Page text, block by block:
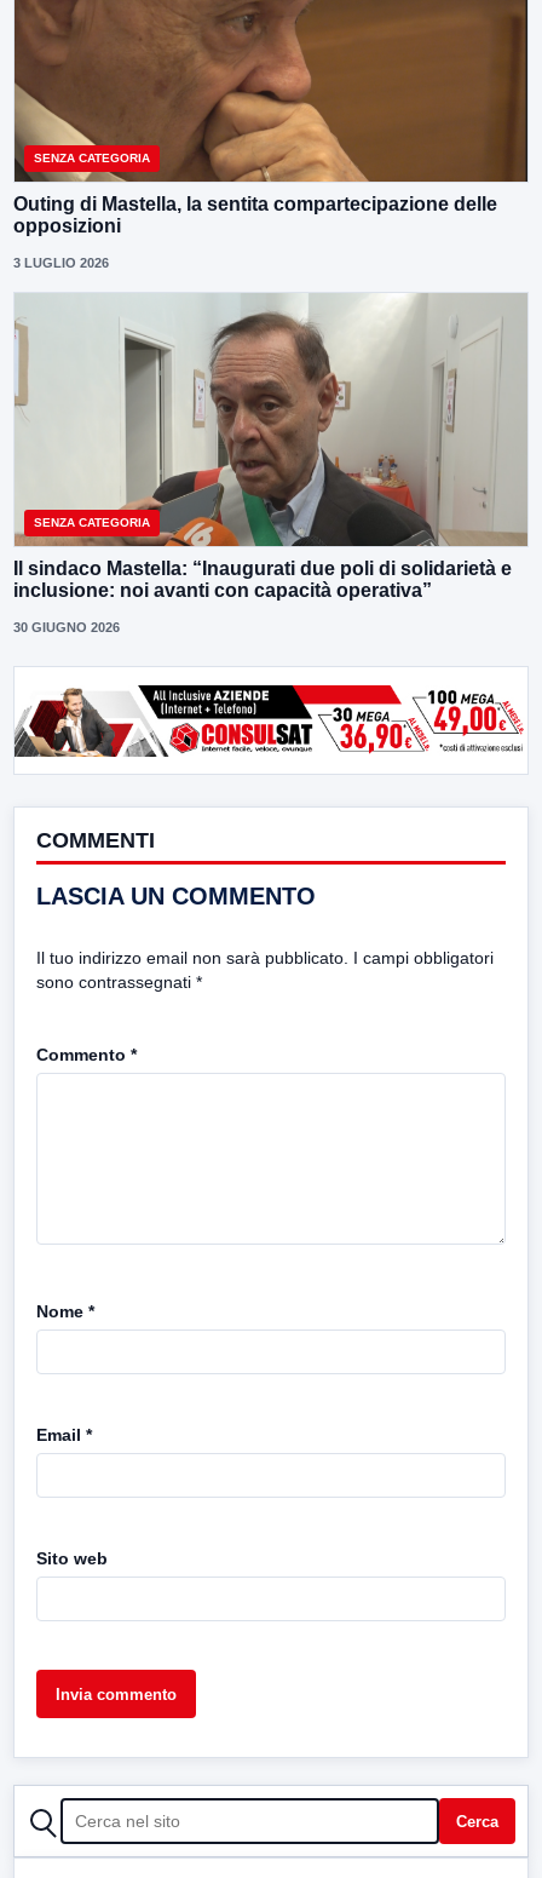
SENZA CATEGORIA
Outing di Mastella, la sentita compartecipazione delle
opposizioni
3 LUGLIO 2026
SENZA CATEGORIA
Il sindaco Mastella: “Inaugurati due poli di solidarietà e
inclusione: noi avanti con capacità operativa”
30 GIUGNO 2026
COMMENTI
LASCIA UN COMMENTO
Il tuo indirizzo email non sarà pubblicato. I campi obbligatori
sono contrassegnati *
Commento *
Nome *
Email *
Sito web
CERCA Cerca